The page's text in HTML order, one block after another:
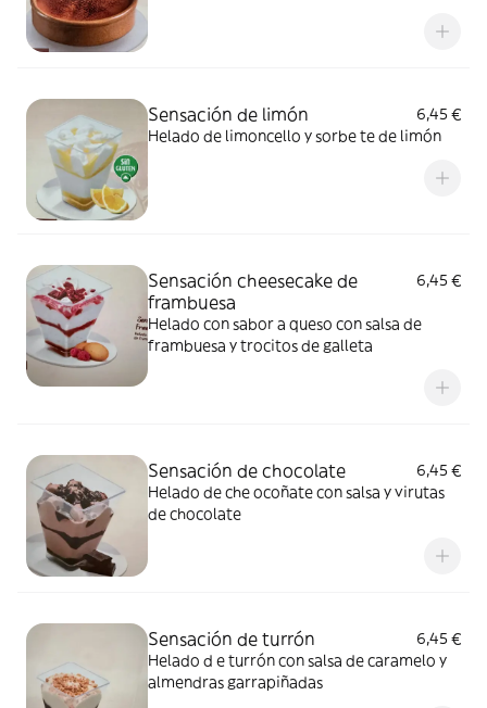
Sensación de limón
6,45 €
Helado de limoncello y sorbe te de limón
Sensación cheesecake de
frambuesa
6,45 €
Helado con sabor a queso con salsa de
frambuesa y trocitos de galleta
Sensación de chocolate
6,45 €
Helado de che ocoñate con salsa y virutas
de chocolate
Sensación de turrón
6,45 €
Helado d e turrón con salsa de caramelo y
almendras garrapiñadas